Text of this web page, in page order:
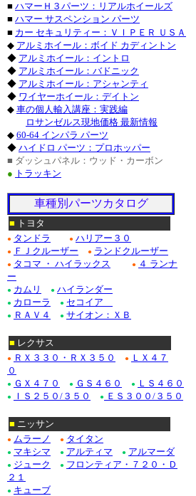
■ ハマーＨ３パーツ：リアルホイールズ
■ ハマー サスペンション パーツ
■ カー セキュリティー：ＶＩＰＥＲ ＵＳＡ
◆ アルミホイール：ボイド カディントン
◆ アルミホイール：イントロ
◆ アルミホイール：バドニック
◆ アルミホイール：アシャンティ
◆ ワイヤーホイール：デイトン
◆ 車の個人輸入講座：実践編
ロサンゼルス現地価格 最新情報
◆ 60-64 インパラ パーツ
◆ ハイドロ パーツ：プロホッパー
■ ダッシュパネル：ウッド・カーボン
● トラッキン
車種別パーツカタログ
■ トヨタ
● タンドラ ● ハリアー３０
● ＦＪクルーザー ● ランドクルーザー
● タコマ ・ ハイラックス ●
４ ランナ
ー
● カムリ ● ハイランダー
● カローラ ● セコイア
● ＲＡＶ４ ● サイオン：ＸＢ
■ レクサス
● ＲＸ３３０・ＲＸ３５０ ●
ＬＸ４７
０
● ＧＸ４７０ ● ＧＳ４６０ ● ＬＳ４６０
● ＩＳ２５０/３５０ ● ＥＳ３００/３５０
■ ニッサン
● ムラーノ ● タイタン
● マキシマ ● アルティマ ● アルマーダ
● ジューク ● フロンティア・７２０・Ｄ
２１
● キューブ